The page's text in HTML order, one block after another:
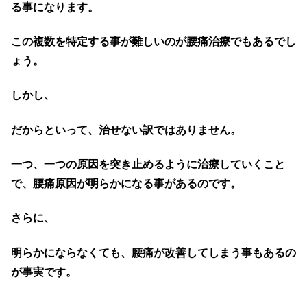
る事になります。
この複数を特定する事が難しいのが腰痛治療でもあるでし
ょう。
しかし、
だからといって、治せない訳ではありません。
一つ、一つの原因を突き止めるように治療していくこと
で、腰痛原因が明らかになる事があるのです。
さらに、
明らかにならなくても、腰痛が改善してしまう事もあるの
が事実です。